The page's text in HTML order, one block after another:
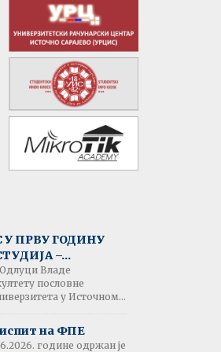
У ПРВУ ГОДИНУ
–...
Владе
пословне
у Источном...
на ФПЕ
године одржан је